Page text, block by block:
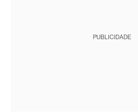
PUBLICIDADE